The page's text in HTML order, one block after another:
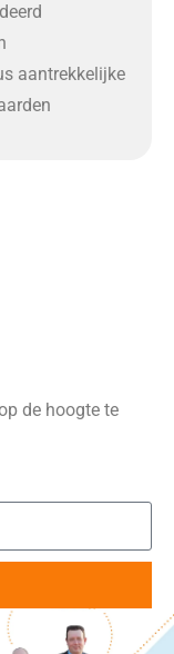
aantrekkelijke
de hoogte te